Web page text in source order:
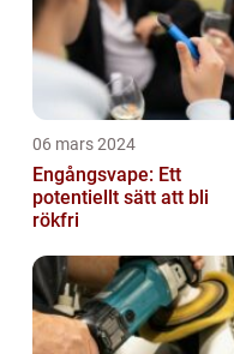
06 mars 2024
Engångsvape: Ett
potentiellt sätt att bli
rökfri